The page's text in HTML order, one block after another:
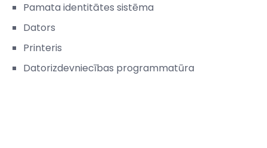
Pamata identitātes sistēma
Dators
Printeris
Datorizdevniecības programmatūra